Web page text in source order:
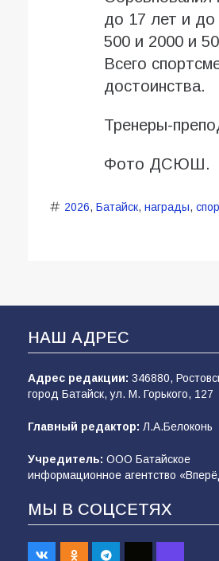
до 17 лет и до
500 и 2000 и
Всего
достоинства.
Тренеры-
Фото ДСЮШ.
2026, Батайск, награды,
НАШ АДРЕС
Адрес редакции: 346880,
город Батайск, ул. М. Горького, 127
Главный редактор: Л.А.Белоконь
Учредитель: ООО Батайское
информационное агентство
МЫ В СОЦСЕТЯХ